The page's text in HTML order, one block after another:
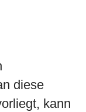
diese
kann